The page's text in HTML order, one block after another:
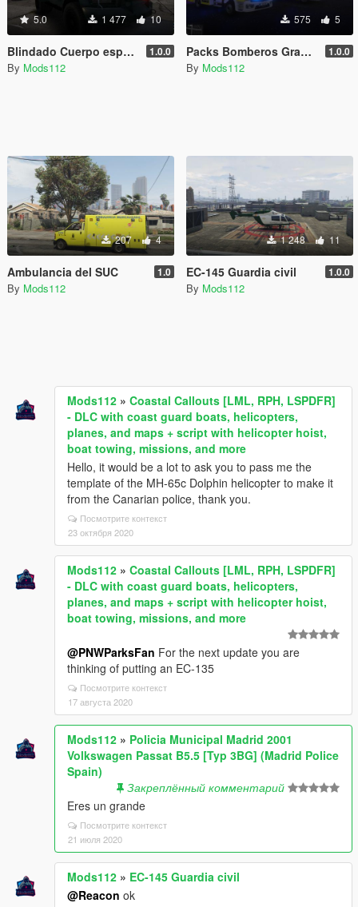
5.0 1 477 10
Blindado Cuerpo especial de la Guardia civil UEI 1.0.0
By Mods112
575 5
Packs Bomberos Gran Canaria 1.0.0
By Mods112
207 4
Ambulancia del SUC 1.0
By Mods112
1 248 11
EC-145 Guardia civil 1.0.0
By Mods112
Mods112 » Coastal Callouts [LML, RPH, LSPDFR]
- DLC with coast guard boats, helicopters,
planes, and maps + script with helicopter hoist,
boat towing, missions, and more
Hello, it would be a lot to ask you to pass me the
template of the MH-65c Dolphin helicopter to make it
from the Canarian police, thank you.
Посмотрите контекст
23 октября 2020
Mods112 » Coastal Callouts [LML, RPH, LSPDFR]
- DLC with coast guard boats, helicopters,
planes, and maps + script with helicopter hoist,
boat towing, missions, and more
@PNWParksFan For the next update you are
thinking of putting an EC-135
Посмотрите контекст
17 августа 2020
Mods112 » Policia Municipal Madrid 2001
Volkswagen Passat B5.5 [Typ 3BG] (Madrid Police
Spain)
Закреплённый комментарий
Eres un grande
Посмотрите контекст
21 июля 2020
Mods112 » EC-145 Guardia civil
@Reacon ok